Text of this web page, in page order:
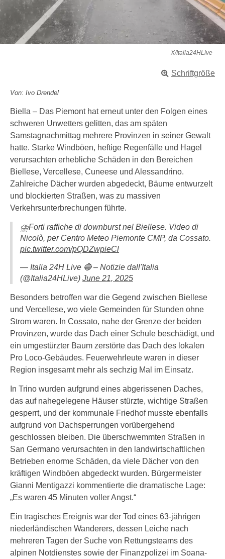
X/Italia24HLive
Schriftgröße
Von: Ivo Drendel
Biella – Das Piemont hat erneut unter den Folgen eines
schweren Unwetters gelitten, das am späten
Samstagnachmittag mehrere Provinzen in seiner Gewalt
hatte. Starke Windböen, heftige Regenfälle und Hagel
verursachten erhebliche Schäden in den Bereichen
Biellese, Vercellese, Cuneese und Alessandrino.
Zahlreiche Dächer wurden abgedeckt, Bäume entwurzelt
und blockierten Straßen, was zu massiven
Verkehrsunterbrechungen führte.
⛈️Forti raffiche di downburst nel Biellese. Video di
Nicolò, per Centro Meteo Piemonte CMP, da Cossato.
pic.twitter.com/pQDZwpieCl
— Italia 24H Live 🔴 – Notizie dall'Italia
(@Italia24HLive) June 21, 2025
Besonders betroffen war die Gegend zwischen Biellese
und Vercellese, wo viele Gemeinden für Stunden ohne
Strom waren. In Cossato, nahe der Grenze der beiden
Provinzen, wurde das Dach einer Schule beschädigt, und
ein umgestürzter Baum zerstörte das Dach des lokalen
Pro Loco-Gebäudes. Feuerwehrleute waren in dieser
Region insgesamt mehr als sechzig Mal im Einsatz.
In Trino wurden aufgrund eines abgerissenen Daches,
das auf nahegelegene Häuser stürzte, wichtige Straßen
gesperrt, und der kommunale Friedhof musste ebenfalls
aufgrund von Dachsperrungen vorübergehend
geschlossen bleiben. Die überschwemmten Straßen in
San Germano verursachten in den landwirtschaftlichen
Betrieben enorme Schäden, da viele Dächer von den
kräftigen Windböen abgedeckt wurden. Bürgermeister
Gianni Mentigazzi kommentierte die dramatische Lage:
„Es waren 45 Minuten voller Angst.“
Ein tragisches Ereignis war der Tod eines 63-jährigen
niederländischen Wanderers, dessen Leiche nach
mehreren Tagen der Suche von Rettungsteams des
alpinen Notdienstes sowie der Finanzpolizei im Soana-